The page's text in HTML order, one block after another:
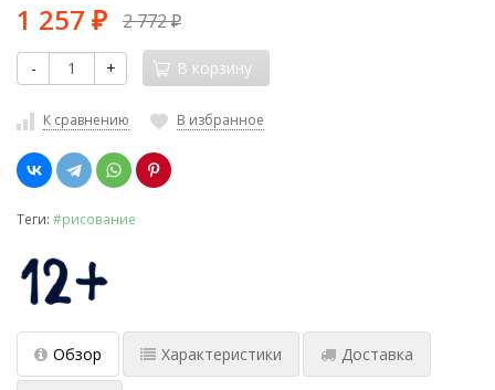
1 257 ₽ 2 772₽
- + В корзину
К сравнению В избранное
Теги: #рисование
Обзор Характеристики Доставка